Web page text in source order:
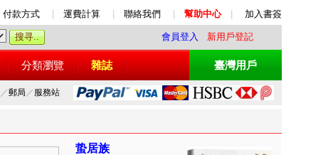
付款方式 運費計算 聯絡我們 幫助中心 加入書簽
會員登入 新用戶登記
分類瀏覽 雜誌 臺灣用戶
／郵局 ／ 服務站
蛰居族